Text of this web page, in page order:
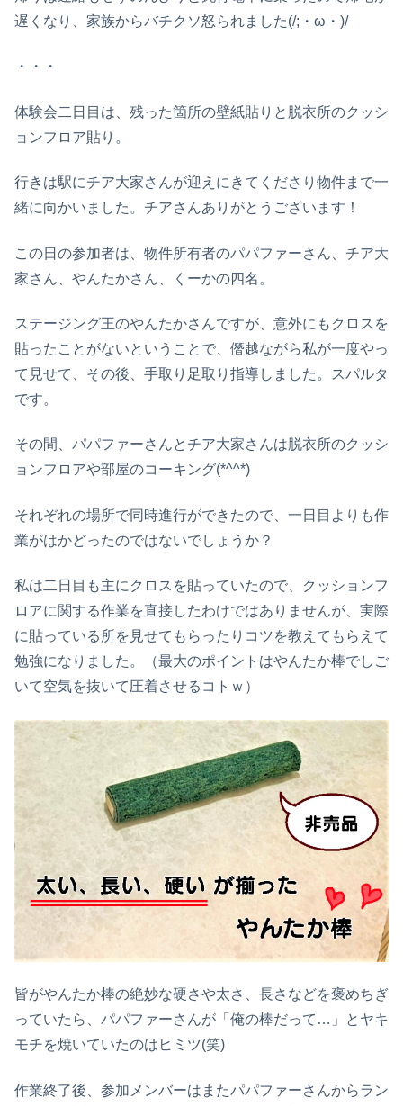
遅くなり、家族からバチクソ怒られました(/;・ω・)/
・・・
体験会二日目は、残った箇所の壁紙貼りと脱衣所のクッシ
ョンフロア貼り。
行きは駅にチア大家さんが迎えにきてくださり物件まで一
緒に向かいました。チアさんありがとうございます！
この日の参加者は、物件所有者のパパファーさん、チア大
家さん、やんたかさん、くーかの四名。
ステージング王のやんたかさんですが、意外にもクロスを
貼ったことがないということで、僭越ながら私が一度やっ
て見せて、その後、手取り足取り指導しました。スパルタ
です。
その間、パパファーさんとチア大家さんは脱衣所のクッシ
ョンフロアや部屋のコーキング(*^^*)
それぞれの場所で同時進行ができたので、一日目よりも作
業がはかどったのではないでしょうか？
私は二日目も主にクロスを貼っていたので、クッションフ
ロアに関する作業を直接したわけではありませんが、実際
に貼っている所を見せてもらったりコツを教えてもらえて
勉強になりました。（最大のポイントはやんたか棒でしご
いて空気を抜いて圧着させるコトｗ）
皆がやんたか棒の絶妙な硬さや太さ、長さなどを褒めちぎ
っていたら、パパファーさんが「俺の棒だって…」とヤキ
モチを焼いていたのはヒミツ(笑)
作業終了後、参加メンバーはまたパパファーさんからラン